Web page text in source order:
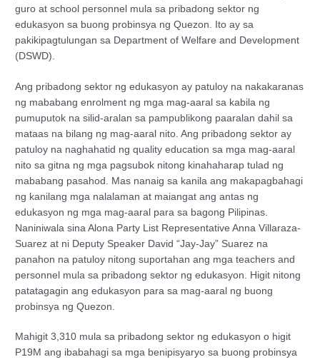
guro at school personnel mula sa pribadong sektor ng
edukasyon sa buong probinsya ng Quezon. Ito ay sa
pakikipagtulungan sa Department of Welfare and Development
(DSWD).
Ang pribadong sektor ng edukasyon ay patuloy na nakakaranas
ng mababang enrolment ng mga mag-aaral sa kabila ng
pumuputok na silid-aralan sa pampublikong paaralan dahil sa
mataas na bilang ng mag-aaral nito. Ang pribadong sektor ay
patuloy na naghahatid ng quality education sa mga mag-aaral
nito sa gitna ng mga pagsubok nitong kinahaharap tulad ng
mababang pasahod. Mas nanaig sa kanila ang makapagbahagi
ng kanilang mga nalalaman at maiangat ang antas ng
edukasyon ng mga mag-aaral para sa bagong Pilipinas.
Naniniwala sina Alona Party List Representative Anna Villaraza-
Suarez at ni Deputy Speaker David “Jay-Jay” Suarez na
panahon na patuloy nitong suportahan ang mga teachers and
personnel mula sa pribadong sektor ng edukasyon. Higit nitong
patatagagin ang edukasyon para sa mag-aaral ng buong
probinsya ng Quezon.
Mahigit 3,310 mula sa pribadong sektor ng edukasyon o higit
P19M ang ibabahagi sa mga benipisyaryo sa buong probinsya